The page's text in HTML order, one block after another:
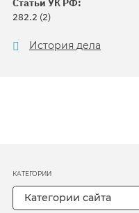
Статьи УК РФ:
282.2 (2)
История дела
КАТЕГОРИИ
Категории сайта